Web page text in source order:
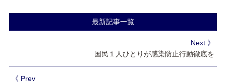
最新記事一覧
Next 》
国民１人ひとりが感染防止行動徹底を
《 Prev